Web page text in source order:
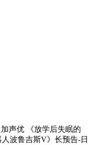
声优 《放学后失眠的
波鲁吉斯V》长预告-日